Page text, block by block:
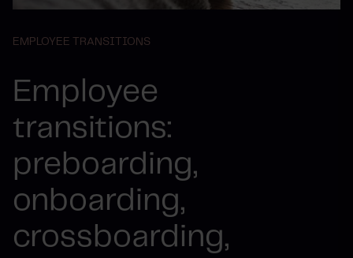
EMPLOYEE TRANSITIONS
Employee
transitions:
preboarding,
onboarding,
crossboarding,